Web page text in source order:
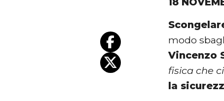
modo
Vincenzo
fisica che
la